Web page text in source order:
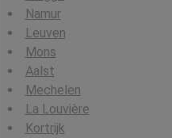
Namur
Leuven
Mons
Aalst
Mechelen
La Louvière
Kortrijk